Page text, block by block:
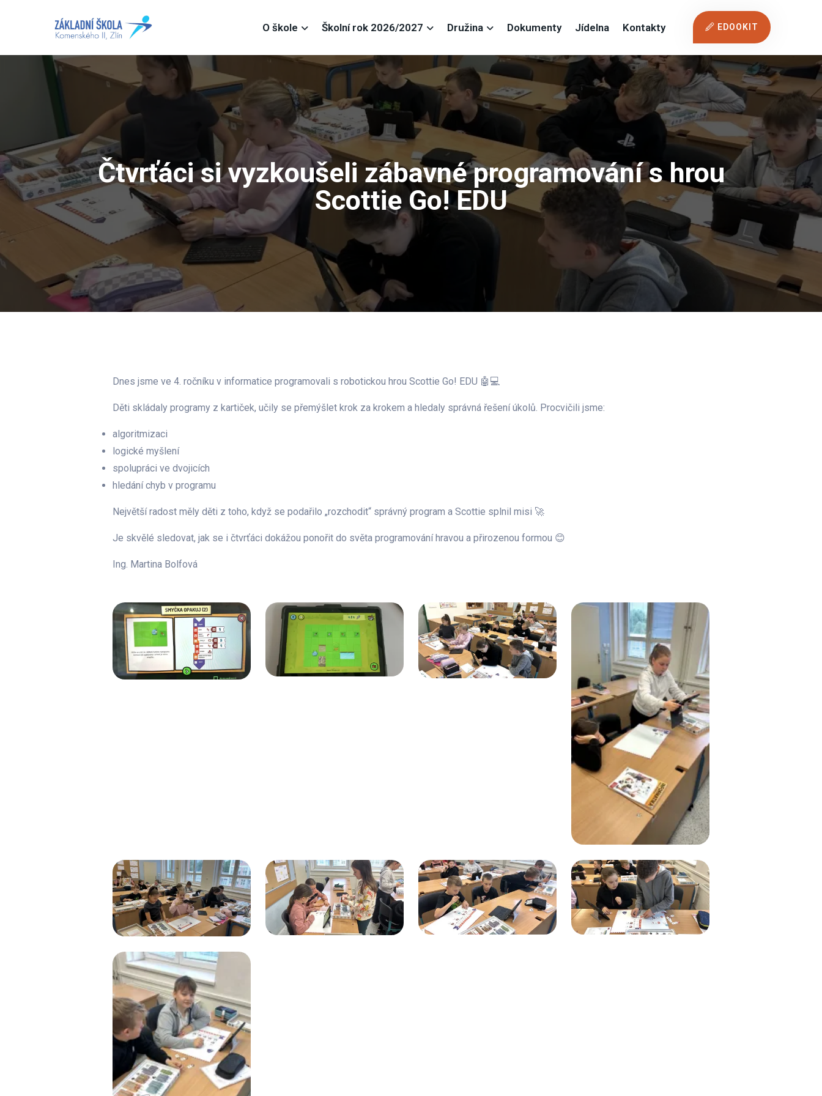
O škole Školní rok 2026/2027 Družina Dokumenty Jídelna Kontakty EDOOKIT
Čtvrťáci si vyzkoušeli zábavné programování s hrou
Scottie Go! EDU
Dnes jsme ve 4. ročníku v informatice programovali s robotickou hrou Scottie Go! EDU 🤖💻
Děti skládaly programy z kartiček, učily se přemýšlet krok za krokem a hledaly správná řešení úkolů. Procvičili jsme:
algoritmizaci
logické myšlení
spolupráci ve dvojicích
hledání chyb v programu
Největší radost měly děti z toho, když se podařilo „rozchodit“ správný program a Scottie splnil misi 🚀
Je skvělé sledovat, jak se i čtvrťáci dokážou ponořit do světa programování hravou a přirozenou formou 😊
Ing. Martina Bolfová